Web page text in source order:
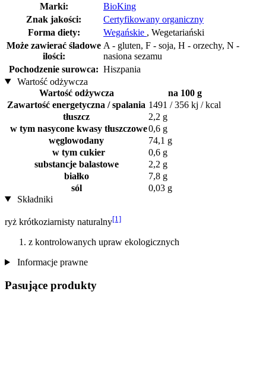
Marki:
BioKing
Znak jakości:
Certyfikowany organiczny
Forma diety:
Wegańskie , Wegetariański
Może zawierać śladowe
ilości:
A - gluten, F - soja, H - orzechy, N -
nasiona sezamu
Pochodzenie surowca: Hiszpania
Wartość odżywcza
Wartość odżywcza
na 100 g
Zawartość energetyczna / spalania 1491 / 356 kj / kcal
tłuszcz
2,2 g
w tym nasycone kwasy tłuszczowe0,6 g
węglowodany
74,1 g
w tym cukier
0,6 g
substancje balastowe
2,2 g
białko
7,8 g
sól
0,03 g
Składniki
ryż krótkoziarnisty naturalny[1]
z kontrolowanych upraw ekologicznych
Informacje prawne
Pasujące produkty